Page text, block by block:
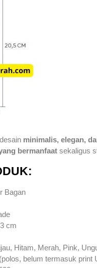
minimalis, elegan,
bermanfaat sekaligus
Bagan
cm
Hitam, Merah, Pink,
belum termasuk print